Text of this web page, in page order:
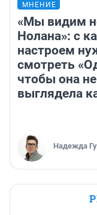
МНЕНИЕ
«Мы видим
Нолана»: с
настроем
смотреть
чтобы она не
выглядела
Надежда